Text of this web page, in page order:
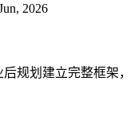
2026
规划建立完整框架，